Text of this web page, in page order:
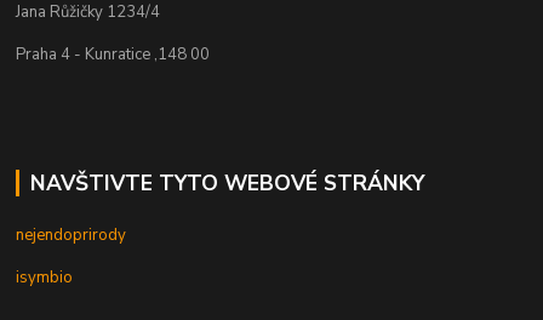
Jana Růžičky 1234/4
Praha 4 - Kunratice ,148 00
NAVŠTIVTE TYTO WEBOVÉ STRÁNKY
nejendoprirody
isymbio